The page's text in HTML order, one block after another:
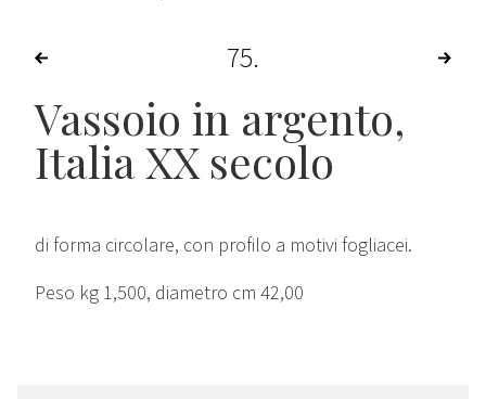
75
Vassoio in argento,
Italia XX secolo
di forma circolare, con profilo a motivi fogliacei.
Peso kg 1,500, diametro cm 42,00